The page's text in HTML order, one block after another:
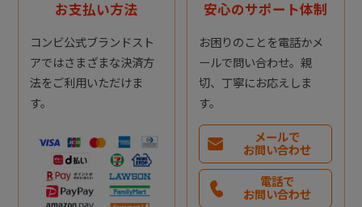
お支払い方法
コンビ公式ブランドスト
アではさまざまな決済方
法をご利用いただけま
す。
安心のサポート体制
お困りのことを電話かメ
ールで問い合わせ。親
切、丁寧にお応えしま
す。
メールで
お問い合わせ
電話で
お問い合わせ